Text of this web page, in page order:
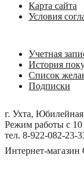
Карта сайта
Условия
Учетная
История
Список
Подписки
г. Ухта,
Режим работы с 10
тел. 8-922-082-23-
Интернет-